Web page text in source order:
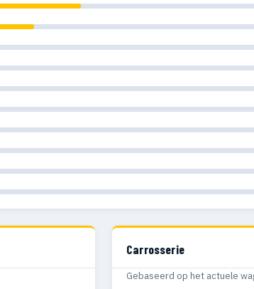
Carrosserie
Gebaseerd op het actuele